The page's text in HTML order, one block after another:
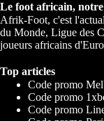
Le foot africain, notre
Afrik-Foot, c'est
du Monde, Ligue des
joueurs africains
Top articles
Code promo
Code promo
Code promo